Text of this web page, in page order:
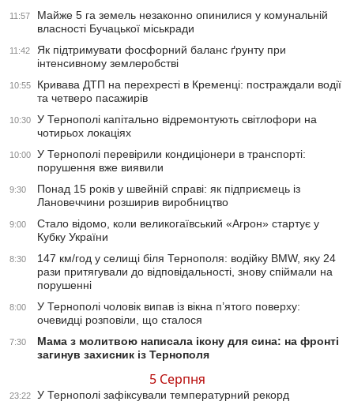
11:57
Майже 5 га земель незаконно опинилися у комунальній
власності Бучацької міськради
11:42
Як підтримувати фосфорний баланс ґрунту при
інтенсивному землеробстві
10:55
Кривава ДТП на перехресті в Кременці: постраждали водії
та четверо пасажирів
10:30
У Тернополі капітально відремонтують світлофори на
чотирьох локаціях
10:00
У Тернополі перевірили кондиціонери в транспорті:
порушення вже виявили
9:30
Понад 15 років у швейній справі: як підприємець із
Лановеччини розширив виробництво
9:00
Стало відомо, коли великогаївський «Агрон» стартує у
Кубку України
8:30
147 км/год у селищі біля Тернополя: водійку BMW, яку 24
рази притягували до відповідальності, знову спіймали на
порушенні
8:00
У Тернополі чоловік випав із вікна п’ятого поверху:
очевидці розповіли, що сталося
7:30
Мама з молитвою написала ікону для сина: на фронті
загинув захисник із Тернополя
5 Серпня
23:22 У Тернополі зафіксували температурний рекорд